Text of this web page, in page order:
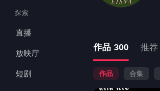
探索
直播
放映厅
短剧
作品 300 推荐
作品 合集